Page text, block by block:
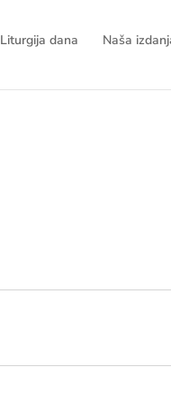
Liturgija dana Naša